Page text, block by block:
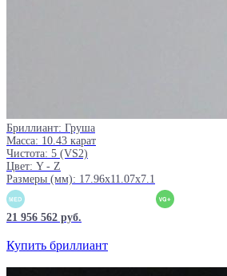
Бриллиант: Груша
Масса: 10.43 карат
Чистота: 5 (VS2)
Цвет: Y - Z
Размеры (мм): 17.96x11.07x7.1
21 956 562 руб.
Купить бриллиант